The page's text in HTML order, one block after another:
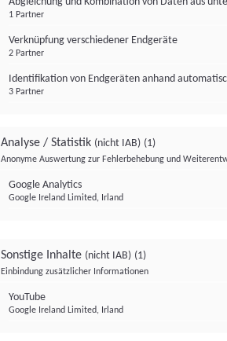
1 Partner
Verknüpfung verschiedener Endgeräte
2 Partner
Identifikation von Endgeräten anhand
3 Partner
Analyse / Statistik (nicht IAB) (1)
Anonyme Auswertung zur Fehlerbehebung und
Google Analytics
Google Ireland Limited, Irland
Sonstige Inhalte (nicht IAB) (1)
Einbindung zusätzlicher Informationen
YouTube
Google Ireland Limited, Irland